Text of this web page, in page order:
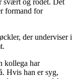
formand for
der underviser i
kollega har
Hvis han er syg,